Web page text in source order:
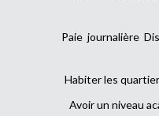
Paie journalière
Habiter les
Avoir un niveau